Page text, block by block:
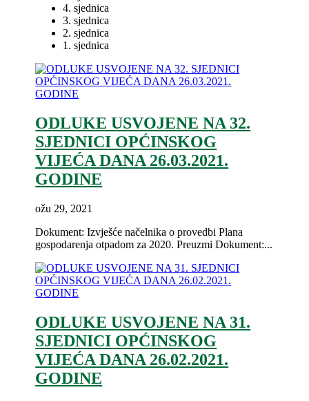
4. sjednica
3. sjednica
2. sjednica
1. sjednica
ODLUKE USVOJENE NA 32.
SJEDNICI OPĆINSKOG
VIJEĆA DANA 26.03.2021.
GODINE
ožu 29, 2021
Dokument: Izvješće načelnika o provedbi Plana
gospodarenja otpadom za 2020. Preuzmi Dokument:...
ODLUKE USVOJENE NA 31.
SJEDNICI OPĆINSKOG
VIJEĆA DANA 26.02.2021.
GODINE